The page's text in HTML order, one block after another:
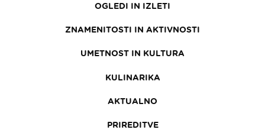
OGLEDI IN IZLETI
ZNAMENITOSTI IN AKTIVNOSTI
UMETNOST IN KULTURA
KULINARIKA
AKTUALNO
PRIREDITVE